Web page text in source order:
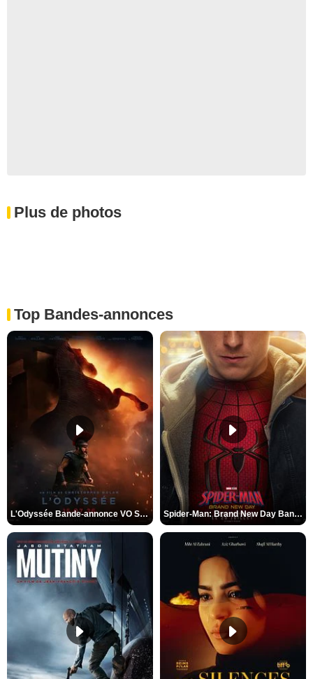
Plus de photos
Top Bandes-annonces
L'Odyssée Bande-annonce VO STFR Spider-Man: Brand New Day Bande-annonce VO STFR